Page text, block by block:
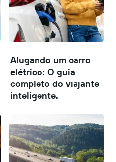
Alugando um carro
elétrico: O guia
completo do viajante
inteligente.